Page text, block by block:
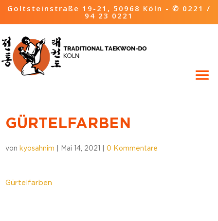
Goltsteinstraße 19-21, 50968 Köln - ✆ 0221 /
94 23 0221
GÜRTELFARBEN
von kyosahnim Mai 14, 2021 |0 Kommentare
Gürtelfarben